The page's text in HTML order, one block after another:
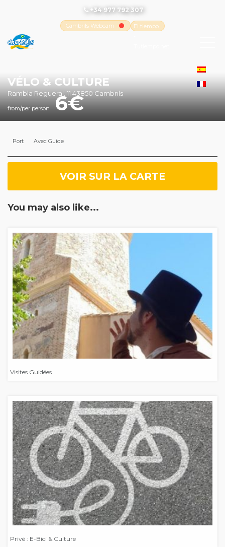
+34 977 792 307
Cambrils Webcam
El tiempo
VÉLO & CULTURE
Rambla Regueral, 11 43850 Cambrils
from/per person 6
Port Avec Guide
VOIR SUR LA CARTE
You may also like...
Visites Guidées
Privé : E-Bici & Culture